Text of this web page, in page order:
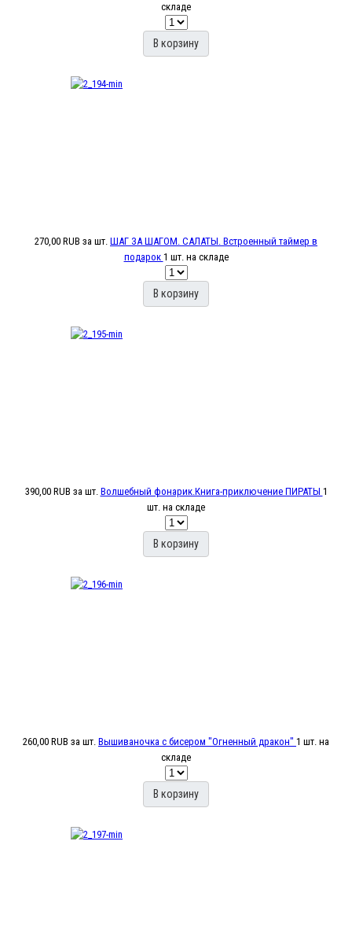
складе
В корзину
270,00 RUB за шт. ШАГ ЗА ШАГОМ. САЛАТЫ. Встроенный таймер в
подарок 1 шт. на складе
В корзину
390,00 RUB за шт. Волшебный фонарик.Книга-приключение ПИРАТЫ 1
шт. на складе
В корзину
260,00 RUB за шт. Вышиваночка с бисером "Огненный дракон" 1 шт. на
складе
В корзину